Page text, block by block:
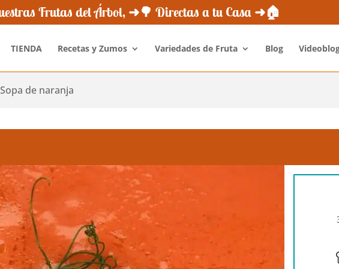
Frutas del Árbol, ➜🌳 Directas a tu Casa ➜🏠
¿Quiénes Somos? Novedades Newsletter Opiniones
TIENDA Recetas y Zumos Variedades de Fruta Blog
Sopa de naranja